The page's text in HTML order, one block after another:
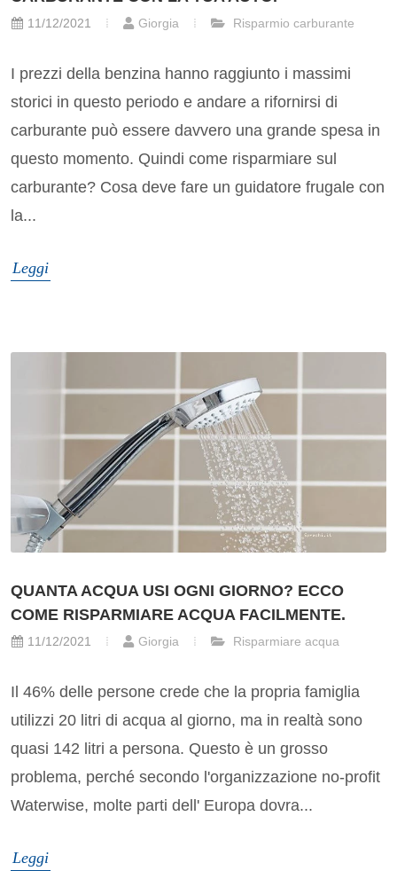
11/12/2021 Giorgia Risparmio carburante
I prezzi della benzina hanno raggiunto i massimi
storici in questo periodo e andare a rifornirsi di
carburante può essere davvero una grande spesa in
questo momento. Quindi come risparmiare sul
carburante? Cosa deve fare un guidatore frugale con
la...
Leggi
QUANTA ACQUA USI OGNI GIORNO? ECCO
COME RISPARMIARE ACQUA FACILMENTE.
11/12/2021 Giorgia Risparmiare acqua
Il 46% delle persone crede che la propria famiglia
utilizzi 20 litri di acqua al giorno, ma in realtà sono
quasi 142 litri a persona. Questo è un grosso
problema, perché secondo l'organizzazione no-profit
Waterwise, molte parti dell' Europa dovra...
Leggi